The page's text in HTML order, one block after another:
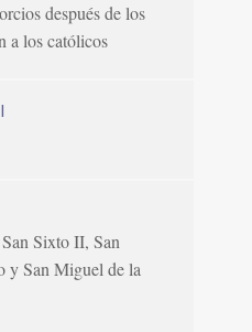
después de los
a los católicos
Sixto II, San
y San Miguel de la